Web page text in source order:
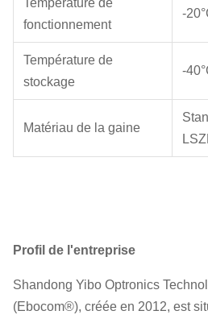
Température de
fonctionnement
-
Température de
stockage
-
Matériau de la gaine
Profil de l'entreprise
Shandong Yibo Optronics
(Ebocom®), créée en 2012, est